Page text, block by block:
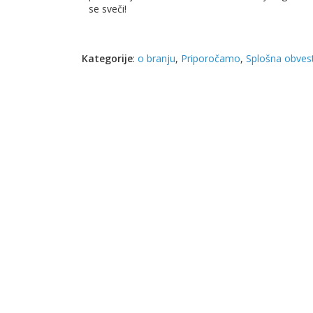
se sveči!
Kategorije: o branju, Priporočamo, Splošna